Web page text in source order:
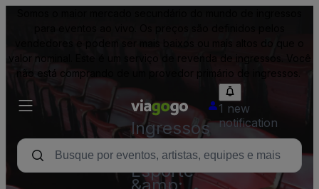
valor nominal. Este é um serviço de revenda de ingressos. Você
não está comprando de um provedor primário de ingressos.
Ingressos
-
Show,
Esporte
&amp;
1 new
notification